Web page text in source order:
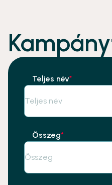
Teljes név*
Összeg*